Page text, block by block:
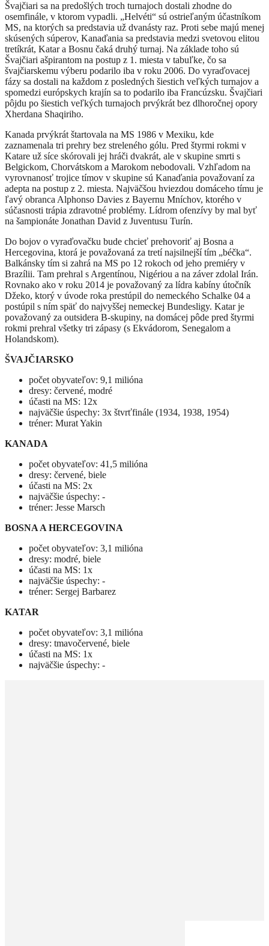
Švajčiari sa na predošlých troch turnajoch dostali zhodne do
osemfinále, v ktorom vypadli. „Helvéti“ sú ostrieľaným účastníkom
MS, na ktorých sa predstavia už dvanásty raz. Proti sebe majú menej
skúsených súperov, Kanaďania sa predstavia medzi svetovou elitou
tretíkrát, Katar a Bosnu čaká druhý turnaj. Na základe toho sú
Švajčiari ašpirantom na postup z 1. miesta v tabuľke, čo sa
švajčiarskemu výberu podarilo iba v roku 2006. Do vyraďovacej
fázy sa dostali na každom z posledných šiestich veľkých turnajov a
spomedzi európskych krajín sa to podarilo iba Francúzsku. Švajčiari
pôjdu po šiestich veľkých turnajoch prvýkrát bez dlhoročnej opory
Xherdana Shaqiriho.
Kanada prvýkrát štartovala na MS 1986 v Mexiku, kde
zaznamenala tri prehry bez streleného gólu. Pred štyrmi rokmi v
Katare už síce skórovali jej hráči dvakrát, ale v skupine smrti s
Belgickom, Chorvátskom a Marokom nebodovali. Vzhľadom na
vyrovnanosť trojice tímov v skupine sú Kanaďania považovaní za
adepta na postup z 2. miesta. Najväčšou hviezdou domáceho tímu je
ľavý obranca Alphonso Davies z Bayernu Mníchov, ktorého v
súčasnosti trápia zdravotné problémy. Lídrom ofenzívy by mal byť
na šampionáte Jonathan David z Juventusu Turín.
Do bojov o vyraďovačku bude chcieť prehovoriť aj Bosna a
Hercegovina, ktorá je považovaná za tretí najsilnejší tím „béčka“.
Balkánsky tím si zahrá na MS po 12 rokoch od jeho premiéry v
Brazílii. Tam prehral s Argentínou, Nigériou a na záver zdolal Irán.
Rovnako ako v roku 2014 je považovaný za lídra kabíny útočník
Džeko, ktorý v úvode roka prestúpil do nemeckého Schalke 04 a
postúpil s ním späť do najvyššej nemeckej Bundesligy. Katar je
považovaný za outsidera B-skupiny, na domácej pôde pred štyrmi
rokmi prehral všetky tri zápasy (s Ekvádorom, Senegalom a
Holandskom).
ŠVAJČIARSKO
počet obyvateľov: 9,1 milióna
dresy: červené, modré
účasti na MS: 12x
najväčšie úspechy: 3x štvrťfinále (1934, 1938, 1954)
tréner: Murat Yakin
KANADA
počet obyvateľov: 41,5 milióna
dresy: červené, biele
účasti na MS: 2x
najväčšie úspechy: -
tréner: Jesse Marsch
BOSNA A HERCEGOVINA
počet obyvateľov: 3,1 milióna
dresy: modré, biele
účasti na MS: 1x
najväčšie úspechy: -
tréner: Sergej Barbarez
KATAR
počet obyvateľov: 3,1 milióna
dresy: tmavočervené, biele
účasti na MS: 1x
najväčšie úspechy: -